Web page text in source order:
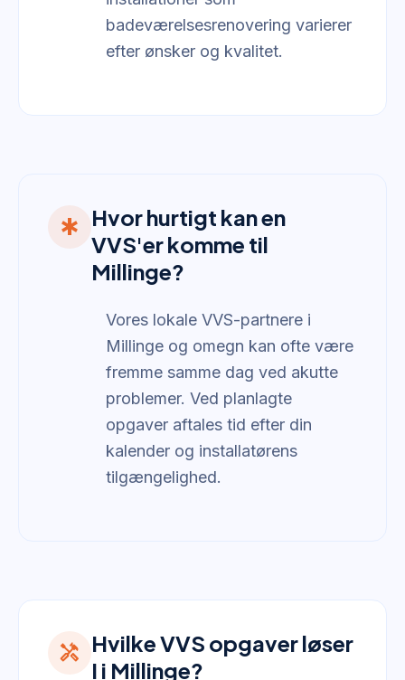
badeværelsesrenovering varierer
efter ønsker og kvalitet.
emergency
Hvor hurtigt kan en
VVS'er komme til
Millinge?
Vores lokale VVS-partnere i
Millinge og omegn kan ofte være
fremme samme dag ved akutte
problemer. Ved planlagte
opgaver aftales tid efter din
kalender og installatørens
tilgængelighed.
handyman Hvilke VVS opgaver løser
I i Millinge?